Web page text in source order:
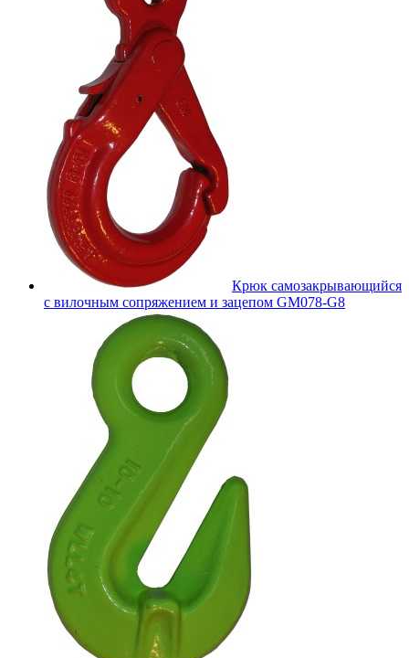
Крюк самозакрывающийся
с вилочным сопряжением и зацепом GM078-G8